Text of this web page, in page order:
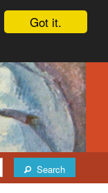
Got it.
Search